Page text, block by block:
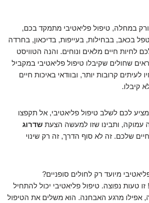
במחלה, טיפול פליאטיבי מתמקד בכם,
בכאב, בבחילות, בעייפות, בדיכאון, בחרדה
לחיות חיים מלאים ונוחים. והנה הטוויסט
שחולים שקיבלו טיפול פליאטיבי במקביל
לעיתים קרובות יותר, ובוודאי באיכות חיים
קיבלו.
לכם לשלב טיפול פליאטיבי, אל תקפצו
עמוקה, ותבינו שזו למעשה הצעת שדרוג
שלכם. זה לא סוף הדרך, זה רק שינוי
מיועד רק לחולים סופניים?
טעות נפוצה. טיפול פליאטיבי יכול להתחיל
מרגע האבחנה. הוא משלים את הטיפול